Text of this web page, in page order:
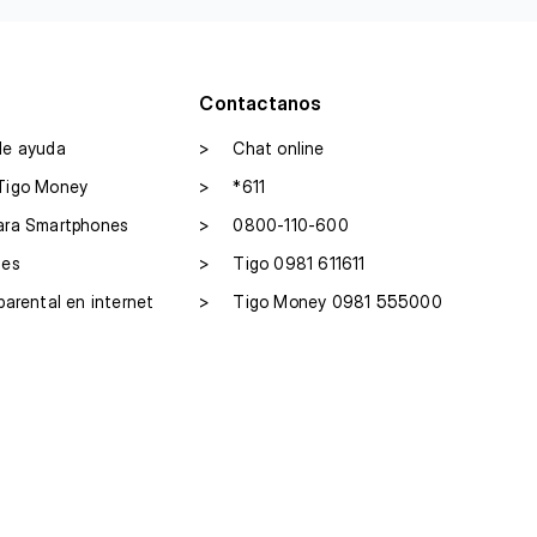
ayuda
Money
Smartphones
en internet
Contactanos
>
Chat online
>
*611
>
0800-110-600
>
Tigo 0981 611611
>
Tigo Money 0981 555000